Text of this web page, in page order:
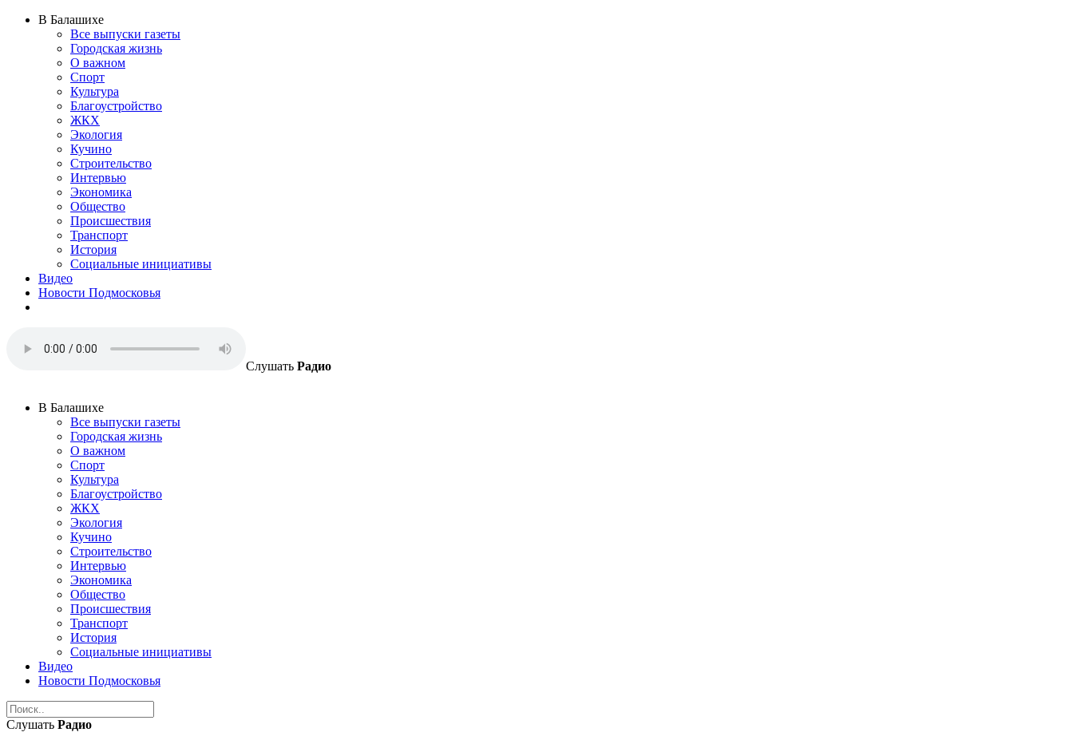
В Балашихе
Все выпуски газеты
Городская жизнь
О важном
Спорт
Культура
Благоустройство
ЖКХ
Экология
Кучино
Строительство
Интервью
Экономика
Общество
Происшествия
Транспорт
История
Социальные инициативы
Видео
Новости Подмосковья
Слушать Радио
В Балашихе
Все выпуски газеты
Городская жизнь
О важном
Спорт
Культура
Благоустройство
ЖКХ
Экология
Кучино
Строительство
Интервью
Экономика
Общество
Происшествия
Транспорт
История
Социальные инициативы
Видео
Новости Подмосковья
Слушать Радио